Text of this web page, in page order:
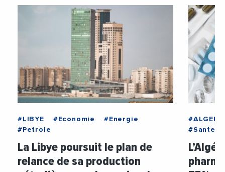
#LIBYE #Economie
#Energie
#Petrole
La Libye poursuit le plan de
relance de sa production
#ALGERIE
#Sante